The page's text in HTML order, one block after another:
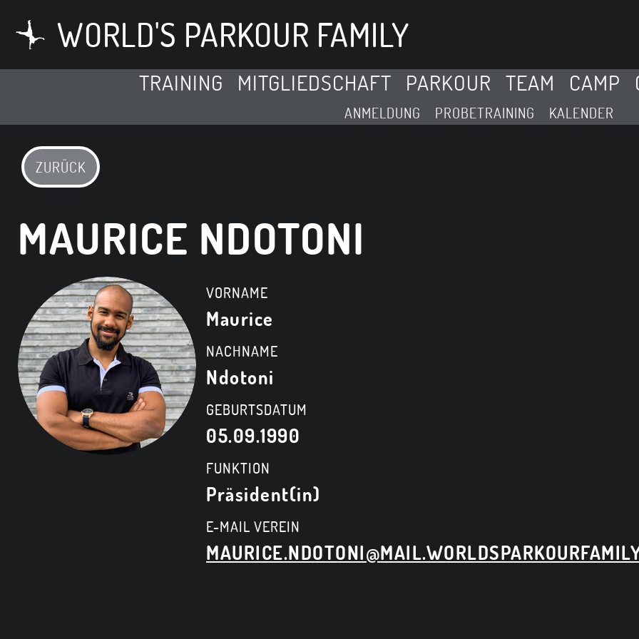
WORLD'S PARKOUR FAMILY
TRAINING MITGLIEDSCHAFT PARKOUR TEAM CAMP
ANMELDUNG PROBETRAINING KALENDER
ZURÜCK
MAURICE NDOTONI
VORNAME
Maurice
NACHNAME
Ndotoni
GEBURTSDATUM
05.09.1990
FUNKTION
Präsident(in)
E-MAIL VEREIN